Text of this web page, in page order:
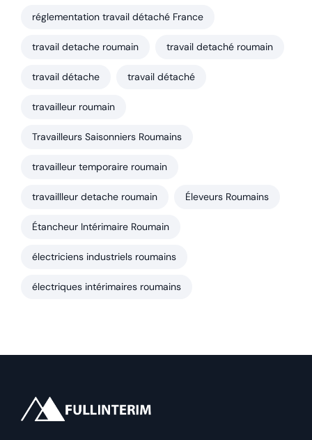
réglementation travail détaché France
travail detache roumain travail detaché roumain
travail détache travail détaché
travailleur roumain
Travailleurs Saisonniers Roumains
travailleur temporaire roumain
travaillleur detache roumain Éleveurs Roumains
Étancheur Intérimaire Roumain
électriciens industriels roumains
électriques intérimaires roumains